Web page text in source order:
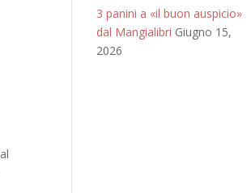
3 panini a «il buon auspicio»
dal Mangialibri Giugno 15,
2026